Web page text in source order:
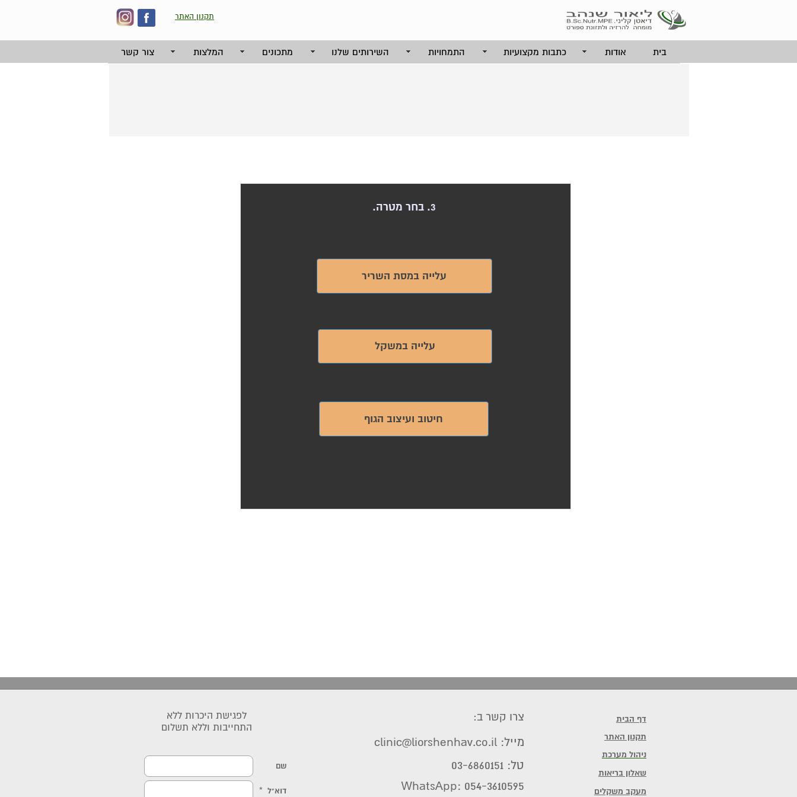
תקנון האתר
בית אודות כתבות מקצועיות התמחויות השירותים שלנו מתכונים המלצות צור קשר
3. בחר מטרה.
עלייה במסת השריר
עלייה במשקל
חיטוב ועיצוב הגוף
דף הבית
תקנון האתר
ניהול מערכת
שאלון בריאות
מעקב משקלים
לפגישת היכרות ללא
התחייבות וללא תשלום
צרו קשר ב:
מייל: clinic@liorshenhav.co.il
טל: 03-6860151
WhatsApp: 054-3610595